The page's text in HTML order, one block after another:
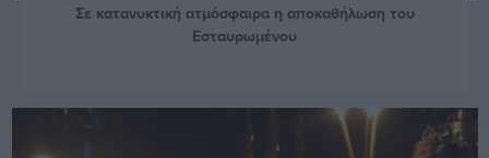
Σε κατανυκτική ατμόσφαιρα η αποκαθήλωση του
Εσταυρωμένου